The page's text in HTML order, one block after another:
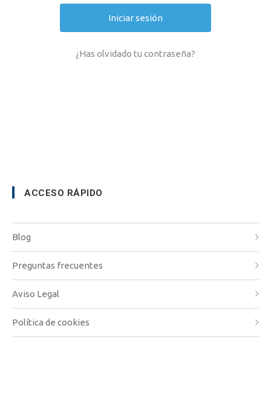
¿Has olvidado tu contraseña?
ACCESO RÁPIDO
Blog
Preguntas frecuentes
Aviso Legal
Política de cookies